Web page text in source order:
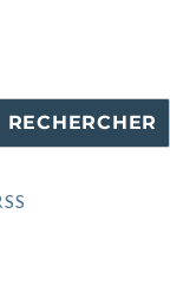
3
RECHERCHER